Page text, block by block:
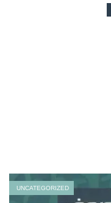
UNCATEGORIZED